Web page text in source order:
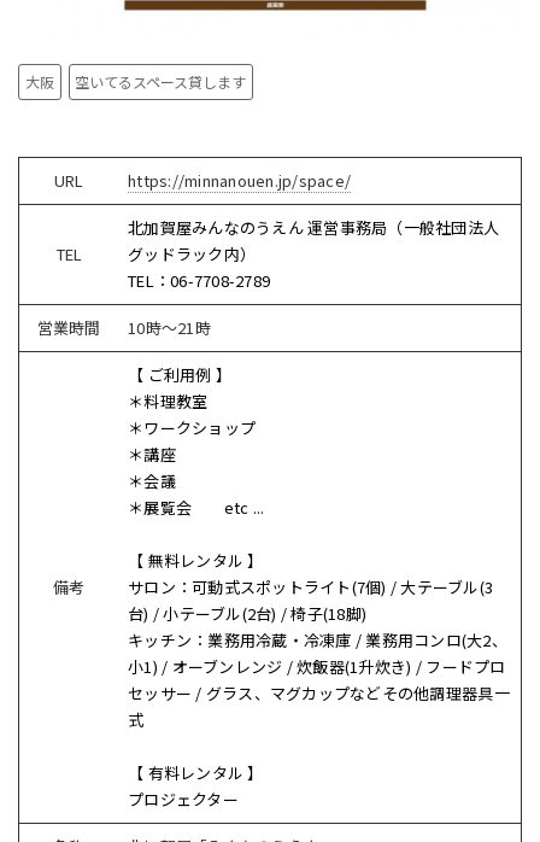
大阪 空いてるスペース貸します
URL https://minnanouen.jp/space/
TEL
北加賀屋みんなのうえん 運営事務局 （一般社団法人
グッドラック内）
TEL：06-7708-2789
営業時間 10時〜21時
備考
【 ご利用例 】
＊料理教室
＊ワークショップ
＊講座
＊会議
＊展覧会 etc ...
【 無料レンタル 】
サロン：可動式スポットライト(7個) / 大テーブル(3
台) / 小テーブル(2台) / 椅子(18脚)
キッチン：業務用冷蔵・冷凍庫 / 業務用コンロ(大2、
小1) / オーブンレンジ / 炊飯器(1升炊き) / フードプロ
セッサー / グラス、マグカップなどその他調理器具一
式
【 有料レンタル 】
プロジェクター